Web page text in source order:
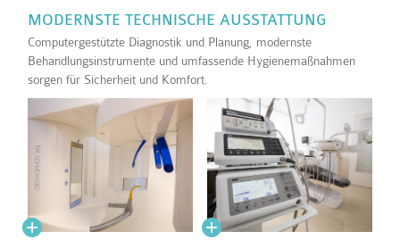
MODERNSTE TECHNISCHE AUSSTATTUNG
Computergestützte Diagnostik und Planung, modernste
Behandlungsinstrumente und umfassende Hygienemaßnahmen
sorgen für Sicherheit und Komfort.